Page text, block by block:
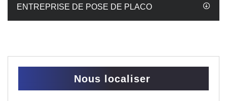
ENTREPRISE DE POSE DE PLACO
Nous localiser